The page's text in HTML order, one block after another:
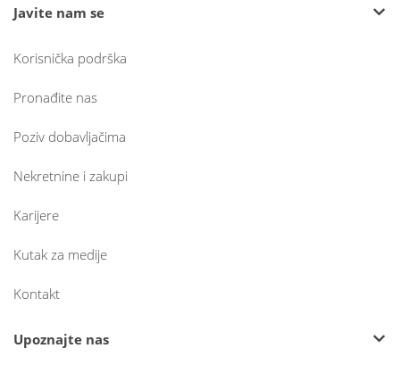
Javite nam se
Korisnička podrška
Pronađite nas
Poziv dobavljačima
Nekretnine i zakupi
Karijere
Kutak za medije
Kontakt
Upoznajte nas